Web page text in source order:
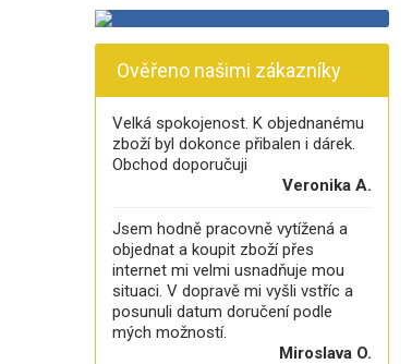
Ověřeno našimi zákazníky
Velká spokojenost. K objednanému
zboží byl dokonce přibalen i dárek.
Obchod doporučuji
Veronika A.
Jsem hodně pracovně vytížená a
objednat a koupit zboží přes
internet mi velmi usnadňuje mou
situaci. V dopravě mi vyšli vstříc a
posunuli datum doručení podle
mých možností.
Miroslava O.